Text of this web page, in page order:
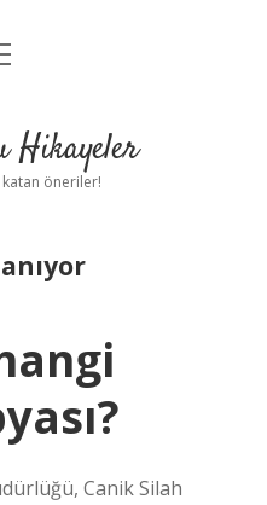
Hikayeler
katan öneriler!
Canik Silah